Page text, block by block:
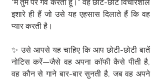
"मैं तुम पर गर्व करता हूँ।" वह छोटे-छोटे विचारशील
इशारे ही हैं जो उसे यह एहसास दिलाते हैं कि वह
प्यार करती है।
✨ उसे आपसे यह चाहिए कि आप छोटी-छोटी बातें
नोटिस करें—जैसे वह अपना कॉफी कैसे पीती है,
वह कौन से गाने बार-बार सुनती है, जब वह अपने